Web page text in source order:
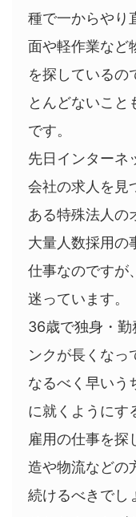
種で一からやり
面や軽作業など
を探しているの
とんどないこと
です。
先日インターネ
会社の求人を見
ある特殊法人の
大量人数採用の
仕事なのですが
迷っています。
36歳で独身・勤
ンクが長くなっ
なるべく早いう
に就くようにす
雇用の仕事を探
造や物流などの
続けるべきでし